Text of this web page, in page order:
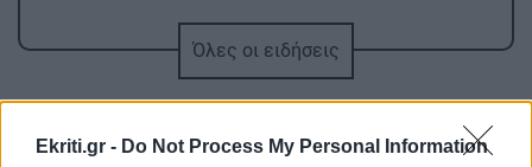
Ekriti.gr - Do Not Process My Personal Information
GOSSIP - LIFESTYLEΌλες οι ειδήσεις